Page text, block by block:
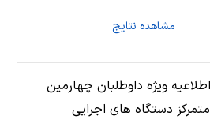
مشاهده نتایج
۱۵ آبان ۹۶ - اطلاعیه ویژه داوطلبان چهارمین
دستگاه های اجرایی